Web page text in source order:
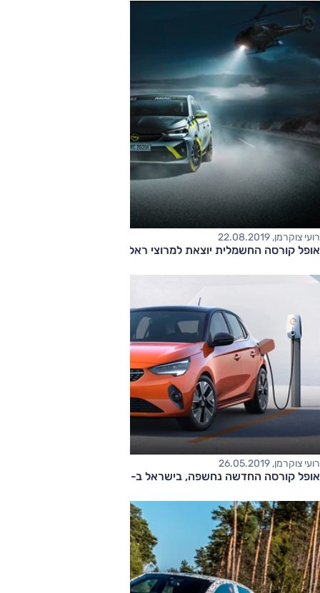
רועי צוקרמן, 22.08.2019
אופל קורסה החשמלית יוצאת למרוצי ראלי
רועי צוקרמן, 26.05.2019
אופל קורסה החדשה נחשפה, בישראל ב-2020